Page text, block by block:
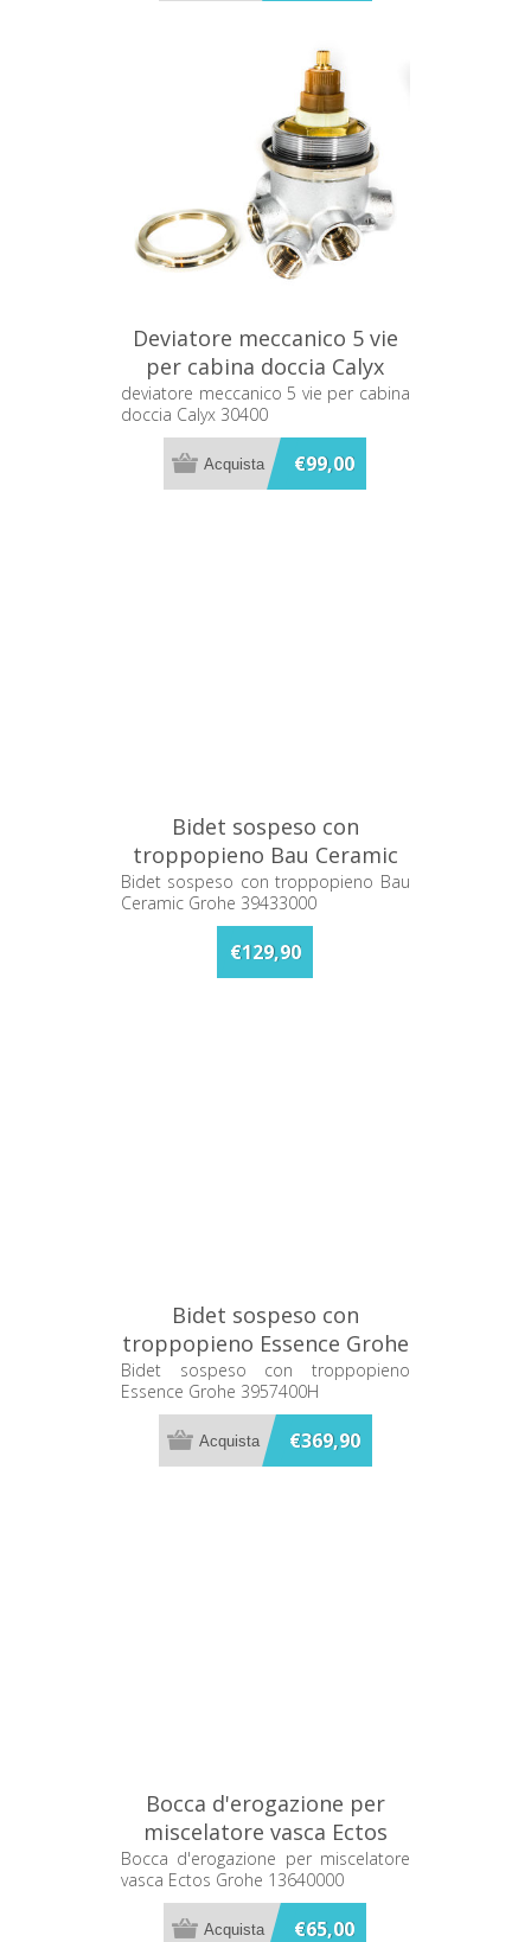
Deviatore meccanico 5 vie
per cabina doccia Calyx
30400
deviatore meccanico 5 vie per cabina
doccia Calyx 30400
€99,00
Bidet sospeso con
troppopieno Bau Ceramic
Grohe 39433000
Bidet sospeso con troppopieno Bau
Ceramic Grohe 39433000
€129,90
Bidet sospeso con
troppopieno Essence Grohe
3957400H
Bidet sospeso con troppopieno
Essence Grohe 3957400H
€369,90
Bocca d'erogazione per
miscelatore vasca Ectos
Grohe 13640000
Bocca d'erogazione per miscelatore
vasca Ectos Grohe 13640000
€65,00